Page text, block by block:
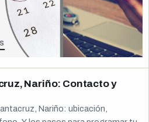
Nariño: Contacto y
Nariño: ubicación,